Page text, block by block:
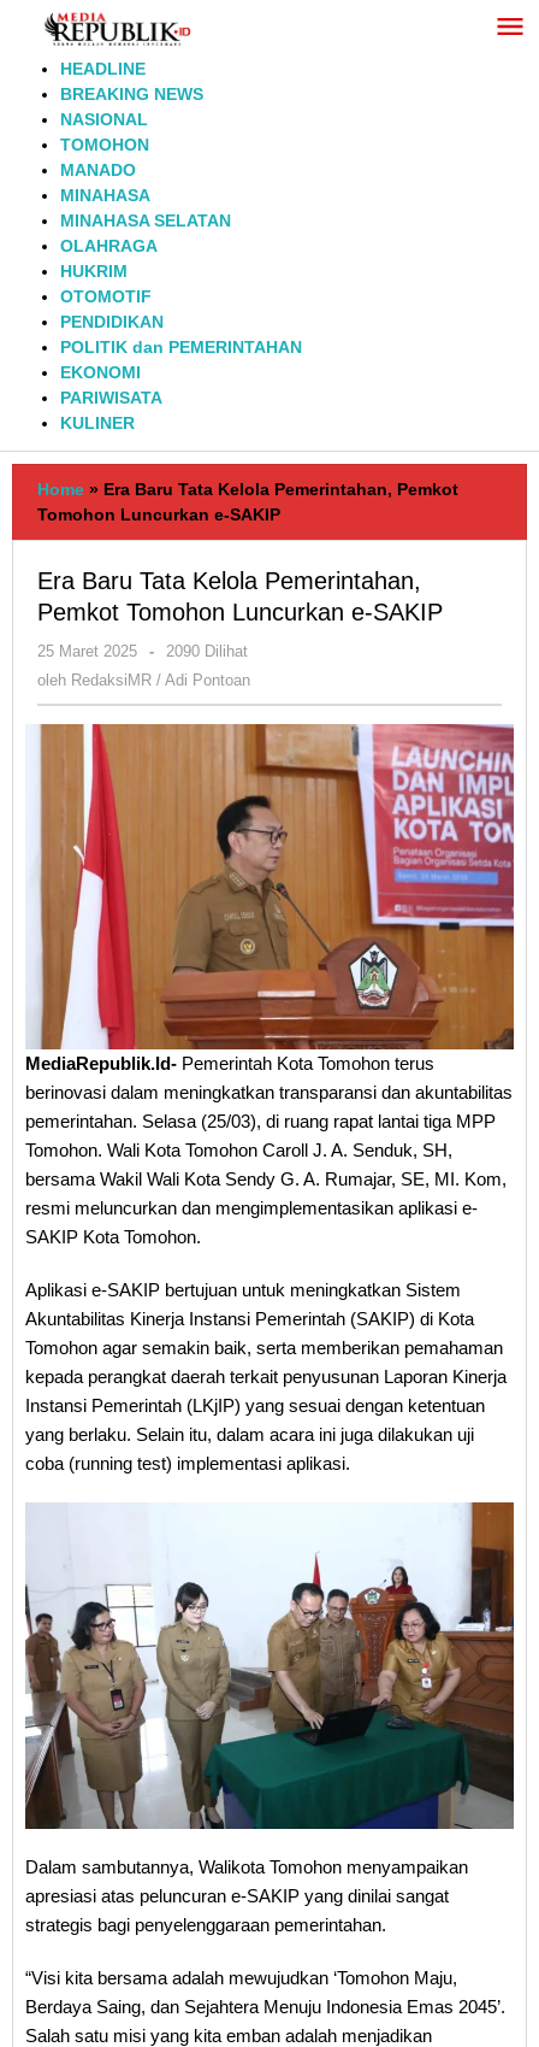
Lewati
HEADLINE
BREAKING NEWS
NASIONAL
TOMOHON
MANADO
MINAHASA
MINAHASA SELATAN
OLAHRAGA
HUKRIM
OTOMOTIF
PENDIDIKAN
POLITIK dan PEMERINTAHAN
EKONOMI
PARIWISATA
KULINER
Home » Era Baru Tata Kelola Pemerintahan, Pemkot
Tomohon Luncurkan e-SAKIP
Era Baru Tata Kelola Pemerintahan,
Pemkot Tomohon Luncurkan e-SAKIP
25 Maret 2025
oleh
RedaksiMR
-
2090 Dilihat
oleh RedaksiMR / Adi Pontoan
MediaRepublik.Id- Pemerintah Kota Tomohon terus
berinovasi dalam meningkatkan transparansi dan akuntabilitas
pemerintahan. Selasa (25/03), di ruang rapat lantai tiga MPP
Tomohon. Wali Kota Tomohon Caroll J. A. Senduk, SH,
bersama Wakil Wali Kota Sendy G. A. Rumajar, SE, MI. Kom,
resmi meluncurkan dan mengimplementasikan aplikasi e-
SAKIP Kota Tomohon.
Aplikasi e-SAKIP bertujuan untuk meningkatkan Sistem
Akuntabilitas Kinerja Instansi Pemerintah (SAKIP) di Kota
Tomohon agar semakin baik, serta memberikan pemahaman
kepada perangkat daerah terkait penyusunan Laporan Kinerja
Instansi Pemerintah (LKjIP) yang sesuai dengan ketentuan
yang berlaku. Selain itu, dalam acara ini juga dilakukan uji
coba (running test) implementasi aplikasi.
Dalam sambutannya, Walikota Tomohon menyampaikan
apresiasi atas peluncuran e-SAKIP yang dinilai sangat
strategis bagi penyelenggaraan pemerintahan.
“Visi kita bersama adalah mewujudkan ‘Tomohon Maju,
Berdaya Saing, dan Sejahtera Menuju Indonesia Emas 2045’.
Salah satu misi yang kita emban adalah menjadikan